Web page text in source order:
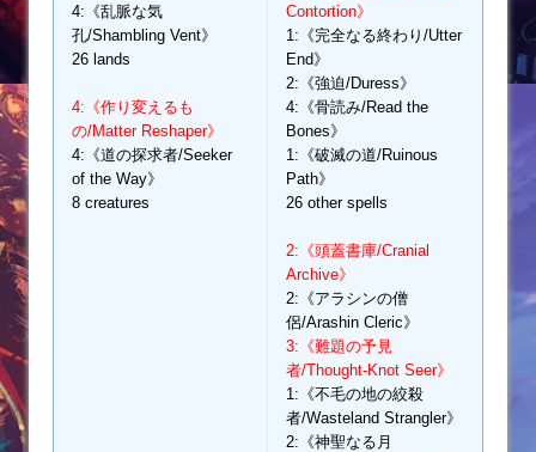
4:《乱脈な気
孔/Shambling Vent》
26 lands
4:《作り変えるも
の/Matter Reshaper》
4:《道の探求者/Seeker
of the Way》
8 creatures
Contortion》
1:《完全なる終わり/Utter
End》
2:《強迫/Duress》
4:《骨読み/Read the
Bones》
1:《破滅の道/Ruinous
Path》
26 other spells
2:《頭蓋書庫/Cranial
Archive》
2:《アラシンの僧
侶/Arashin Cleric》
3:《難題の予見
者/Thought-Knot Seer》
1:《不毛の地の絞殺
者/Wasteland Strangler》
2:《神聖なる月